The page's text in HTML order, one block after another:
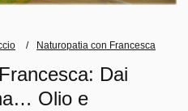
Naturopatia con Francesca
Dai
Olio e